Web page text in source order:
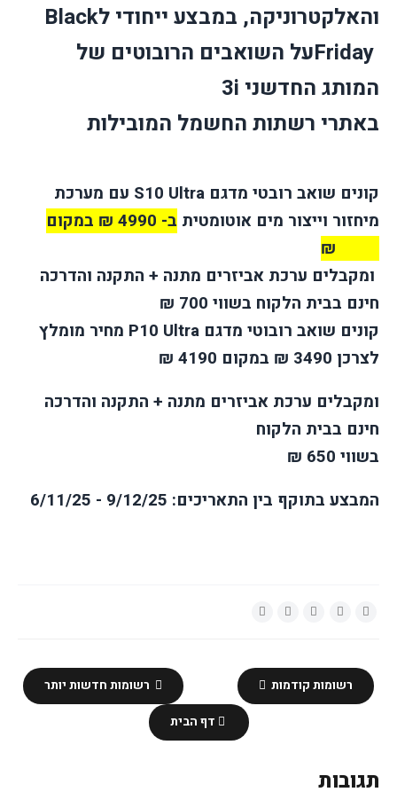
והאלקטרוניקה, במבצע ייחודי לBlack
Fridayעל השואבים הרובוטים של
המותג החדשני 3i
באתרי רשתות החשמל המובילות
קונים שואב רובטי מדגם S10 Ultra עם מערכת
מיחזור וייצור מים אוטומטית
ב- 4990 ₪ במקום
ומקבלים ערכת אביזרים מתנה + התקנה והדרכה
חינם בבית הלקוח בשווי 700 ₪
קונים שואב רובוטי מדגם P10 Ultra מחיר מומלץ
לצרכן 3490 ₪ במקום 4190
₪
ומקבלים ערכת אביזרים מתנה + התקנה והדרכה
חינם בבית הלקוח
בשווי 650 ₪
המבצע בתוקף בין התאריכים: 9/12/25 - 6/11/25
רשומות חדשות יותר רשומות קודמות
דף הבית
תגובות